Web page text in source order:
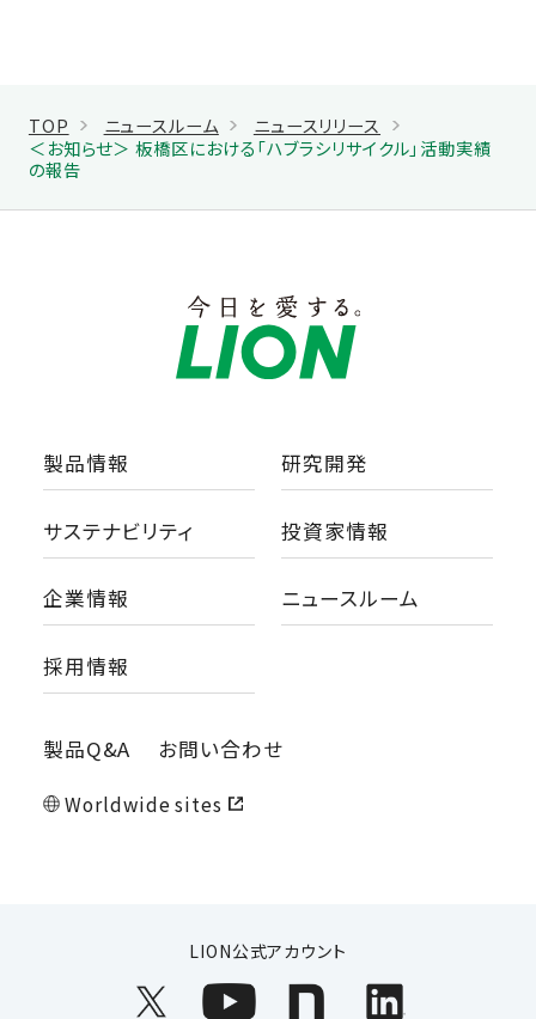
TOP ニュースルーム
ニュースリリース
＜お知らせ＞ 板橋区における「ハブラシリサイクル」活動実績
の報告
製品情報 研究開発
サステナビリティ 投資家情報
企業情報 ニュースルーム
採用情報
製品Q&A お問い合わせ
Worldwide sites
LION公式アカウント